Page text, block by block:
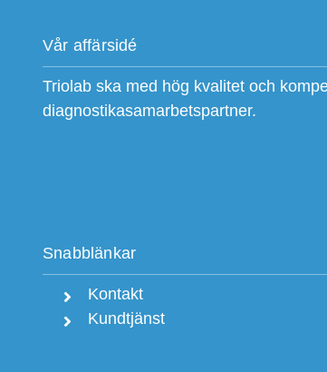
Vår affärsidé
Triolab ska med hög kvalitet och
diagnostikasamarbetspartner.
Snabblänkar
Kontakt
Kundtjänst